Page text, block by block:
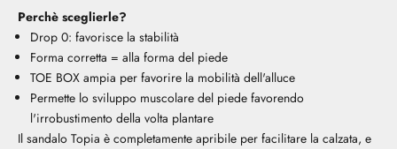
Perchè sceglierle?
Drop 0: favorisce la stabilità
Forma corretta = alla forma del piede
TOE BOX ampia per favorire la mobilità dell'alluce
Permette lo sviluppo muscolare del piede favorendo
l'irrobustimento della volta plantare
Il sandalo Topia è completamente apribile per facilitare la calzata, e